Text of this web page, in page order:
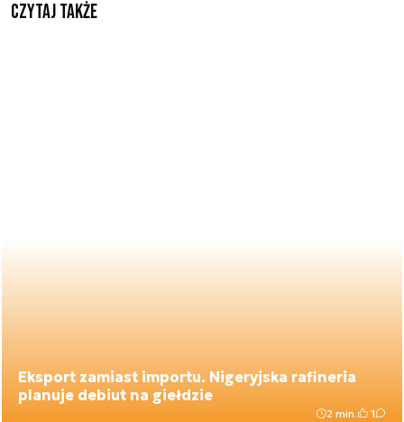
Czytaj także
Eksport zamiast importu. Nigeryjska rafineria
planuje debiut na giełdzie
2 min. 1